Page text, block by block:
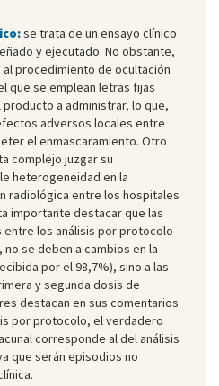
se trata de un ensayo clínico
y ejecutado. No obstante,
procedimiento de ocultación
que se emplean letras fijas
a administrar, lo que,
adversos locales entre
el enmascaramiento. Otro
complejo juzgar su
heterogeneidad en la
radiológica entre los hospitales
importante destacar que las
los análisis por protocolo
se deben a cambios en la
por el 98,7%), sino a las
y segunda dosis de
destacan en sus comentarios
por protocolo, el verdadero
corresponde al del análisis
que serán episodios no